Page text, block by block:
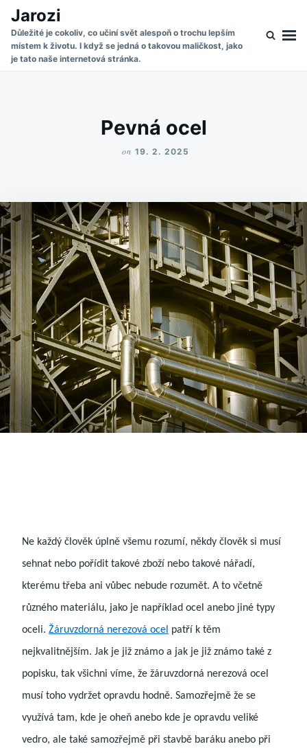
Skip
content
Search
for:
Jarozi
Důležité je cokoliv, co učiní svět alespoň o trochu lepším
místem k životu. I když se jedná o takovou maličkost, jako
je tato naše internetová stránka.
Pevná ocel
on 19. 2. 2025
Ne každý člověk úplně všemu rozumí, někdy člověk si musí
sehnat nebo pořídit takové zboží nebo takové nářadí,
kterému třeba ani vůbec nebude rozumět. A to včetně
různého materiálu, jako je například ocel anebo jiné typy
oceli. Žáruvzdorná nerezová ocel patří k těm
nejkvalitnějším. Jak je již známo a jak je již známo také z
popisku, tak všichni víme, že žáruvzdorná nerezová ocel
musí toho vydržet opravdu hodně. Samozřejmě že se
využívá tam, kde je oheň anebo kde je opravdu veliké
vedro, ale také samozřejmě při stavbě baráku anebo při